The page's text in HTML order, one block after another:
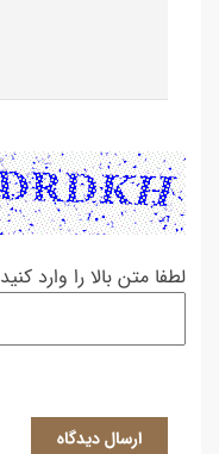
لطفا متن بالا را وارد کنید
ارسال دیدگاه